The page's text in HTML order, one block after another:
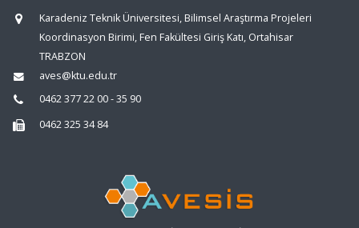
Karadeniz Teknik Üniversitesi, Bilimsel Araştırma Projeleri
Koordinasyon Birimi, Fen Fakültesi Giriş Katı, Ortahisar
TRABZON
aves@ktu.edu.tr
0462 377 22 00 - 35 90
0462 325 34 84